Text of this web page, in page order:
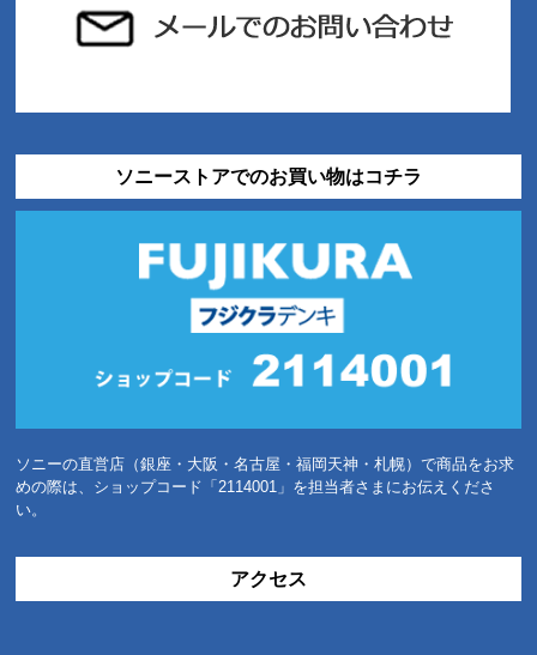
ソニーストアでのお買い物はコチラ
ソニーの直営店（銀座・大阪・名古屋・福岡天神・札幌）で商品をお求
めの際は、ショップコード「2114001」を担当者さまにお伝えくださ
い。
アクセス